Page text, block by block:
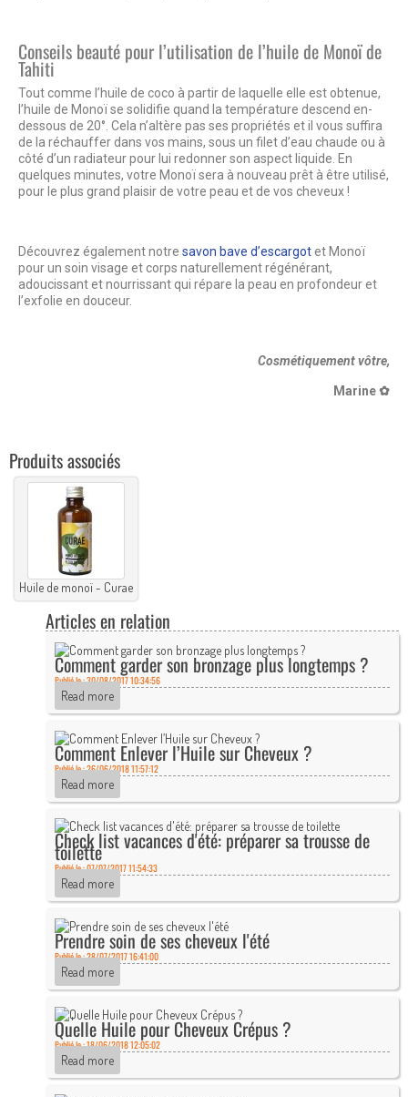
Conseils beauté pour l’utilisation de l’huile de Monoï de
Tahiti
Tout comme l’huile de coco à partir de laquelle elle est obtenue,
l’huile de Monoï se solidifie quand la température descend en-
dessous de 20°. Cela n’altère pas ses propriétés et il vous suffira
de la réchauffer dans vos mains, sous un filet d’eau chaude ou à
côté d’un radiateur pour lui redonner son aspect liquide. En
quelques minutes, votre Monoï sera à nouveau prêt à être utilisé,
pour le plus grand plaisir de votre peau et de vos cheveux !
Découvrez également notre savon bave d’escargotet Monoï
pour un soin visage et corps naturellement régénérant,
adoucissant et nourrissant qui répare la peau en profondeur et
l’exfolie en douceur.
Cosmétiquement vôtre,
Marine ✿
Produits associés
Huile de monoï - Curae
Articles en relation
Comment garder son bronzage plus longtemps ?
Publié le : 30/08/2017 10:34:56
Read more
Comment Enlever l’Huile sur Cheveux ?
Publié le : 26/06/2018 11:57:12
Read more
Check list vacances d'été: préparer sa trousse de
toilette
Publié le : 07/07/2017 11:54:33
Read more
Prendre soin de ses cheveux l'été
Publié le : 28/07/2017 16:41:00
Read more
Quelle Huile pour Cheveux Crépus ?
Publié le : 18/06/2018 12:05:02
Read more